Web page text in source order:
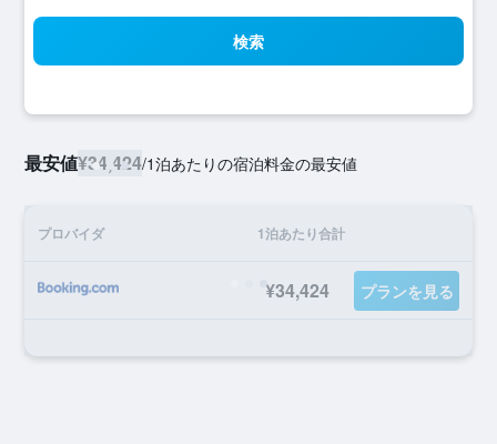
検索
最安値¥34,424/1泊あたりの宿泊料金の最安値
プロバイダ 1泊あたり合計
¥34,424 プランを見る